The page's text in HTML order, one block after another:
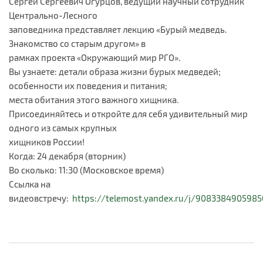
Центрально-Лесного
заповедника представляет лекцию «Бурый медведь.
Знакомство со старым другом» в
рамках проекта «Окружающий мир РГО».
Вы узнаете: детали образа жизни бурых медведей;
особенности их поведения и питания;
места обитания этого важного хищника.
Присоединяйтесь и откройте для себя удивительный мир
одного из самых крупных
хищников России!
Когда: 24 декабря (вторник)
Во сколько: 11:30 (Московское время)
Ссылка на
видеовстречу: https://telemost.yandex.ru/j/